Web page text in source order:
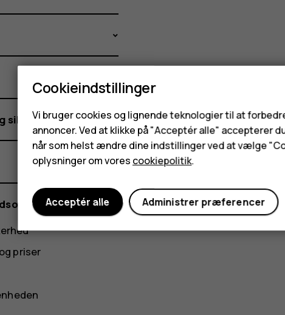
sikkerhedskopier
priser
Cookieindstillinger
Vi bruger cookies og lignende teknologier til at
annoncer. Ved at klikke på "Acceptér alle" accepterer
når som helst ændre dine indstillinger ved at vælge
oplysninger om vores cookiepolitik.
Administrer præferencer
Acceptér alle